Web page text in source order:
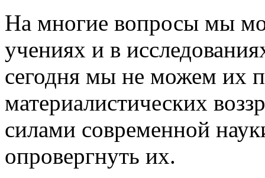
На многие вопросы мы
учениях и в
сегодня мы не можем их
материалистических
силами современной
опровергнуть их.